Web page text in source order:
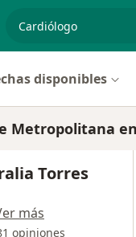
especialidad,
disponibles
Metropolitana
Torres
más
opiniones